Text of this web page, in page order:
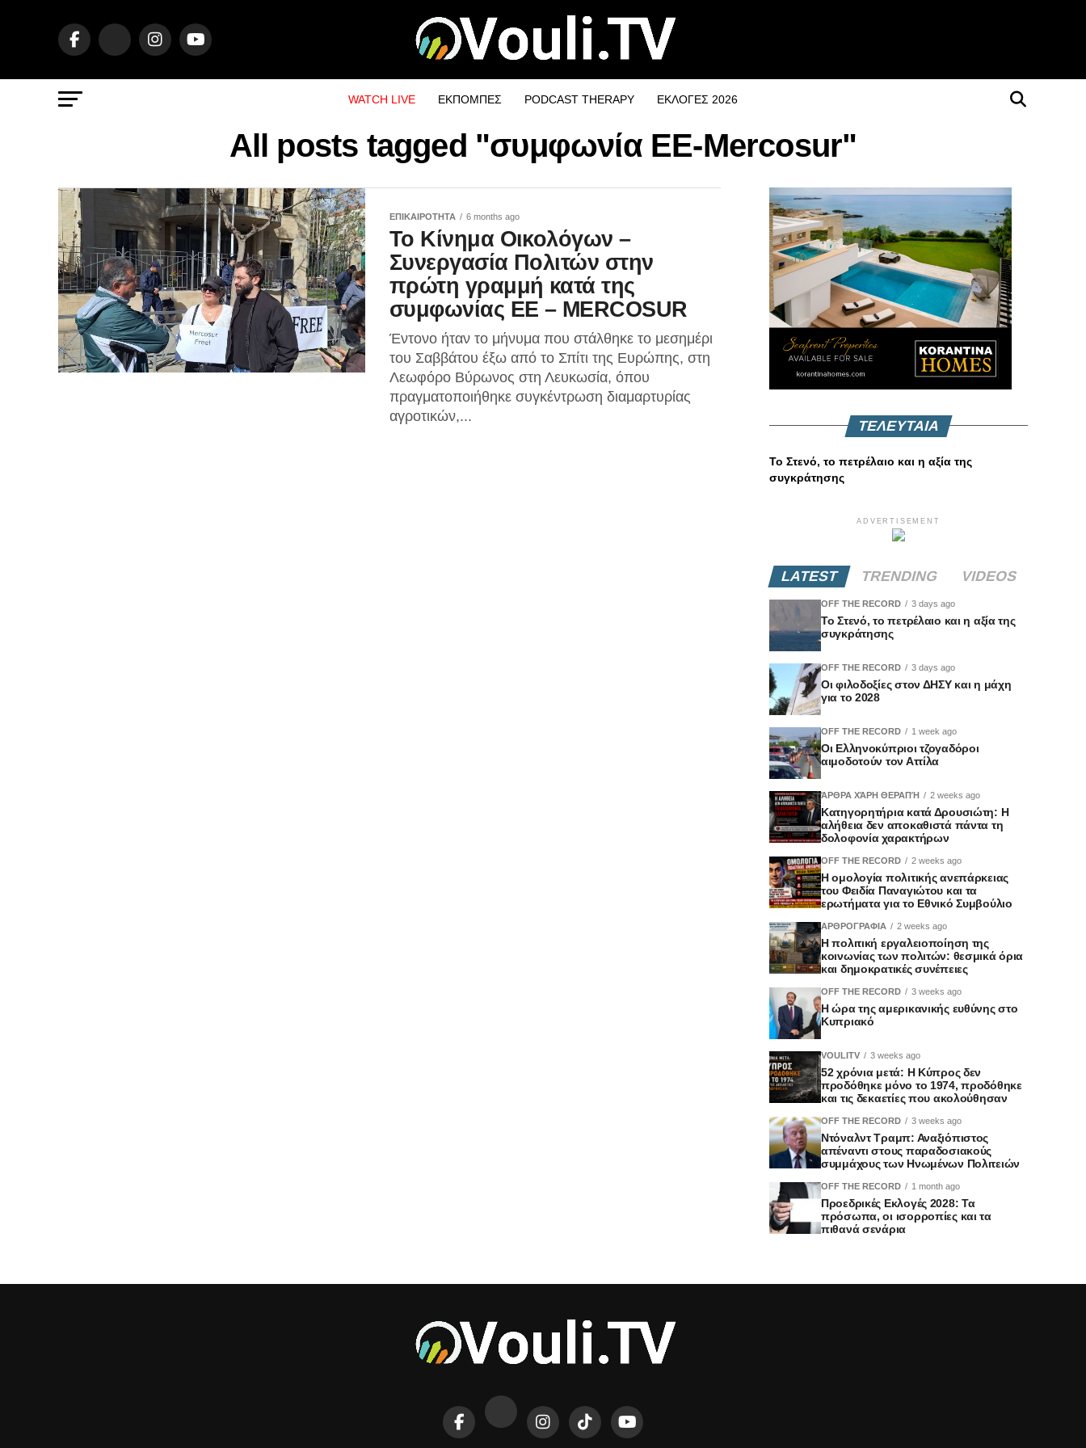
WATCH LIVE ΕΚΠΟΜΠΕΣ PODCAST THERAPY ΕΚΛΟΓΕΣ 2026
All posts tagged "συμφωνία ΕΕ-Mercosur"
ΕΠΙΚΑΙΡΟΤΗΤΑ 6 months ago
Το Κίνημα Οικολόγων –
Συνεργασία Πολιτών στην
πρώτη γραμμή κατά της
συμφωνίας ΕΕ – MERCOSUR
Έντονο ήταν το μήνυμα που στάλθηκε το μεσημέρι
του Σαββάτου έξω από το Σπίτι της Ευρώπης, στη
Λεωφόρο Βύρωνος στη Λευκωσία, όπου
πραγματοποιήθηκε συγκέντρωση διαμαρτυρίας
αγροτικών,...
ΤΕΛΕΥΤΑΙΑ
Το Στενό, το πετρέλαιο και η αξία της
συγκράτησης
ADVERTISEMENT
LATEST TRENDING VIDEOS
OFF THE RECORD 3 days ago
Το Στενό, το πετρέλαιο και η αξία της
συγκράτησης
OFF THE RECORD 3 days ago
Οι φιλοδοξίες στον ΔΗΣΥ και η μάχη
για το 2028
OFF THE RECORD 1 week ago
Οι Ελληνοκύπριοι τζογαδόροι
αιμοδοτούν τον Αττίλα
ΆΡΘΡΑ ΧΆΡΗ ΘΕΡΑΠΉ 2 weeks ago
Κατηγορητήρια κατά Δρουσιώτη: Η
αλήθεια δεν αποκαθιστά πάντα τη
δολοφονία χαρακτήρων
OFF THE RECORD 2 weeks ago
Η ομολογία πολιτικής ανεπάρκειας
του Φειδία Παναγιώτου και τα
ερωτήματα για το Εθνικό Συμβούλιο
ΑΡΘΡΟΓΡΑΦΙΑ 2 weeks ago
Η πολιτική εργαλειοποίηση της
κοινωνίας των πολιτών: θεσμικά όρια
και δημοκρατικές συνέπειες
OFF THE RECORD 3 weeks ago
Η ώρα της αμερικανικής ευθύνης στο
Κυπριακό
VOULITV 3 weeks ago
52 χρόνια μετά: Η Κύπρος δεν
προδόθηκε μόνο το 1974, προδόθηκε
και τις δεκαετίες που ακολούθησαν
OFF THE RECORD 3 weeks ago
Ντόναλντ Τραμπ: Αναξιόπιστος
απέναντι στους παραδοσιακούς
συμμάχους των Ηνωμένων Πολιτειών
OFF THE RECORD 1 month ago
Προεδρικές Εκλογές 2028: Τα
πρόσωπα, οι ισορροπίες και τα
πιθανά σενάρια